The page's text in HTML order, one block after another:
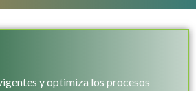
y optimiza los procesos